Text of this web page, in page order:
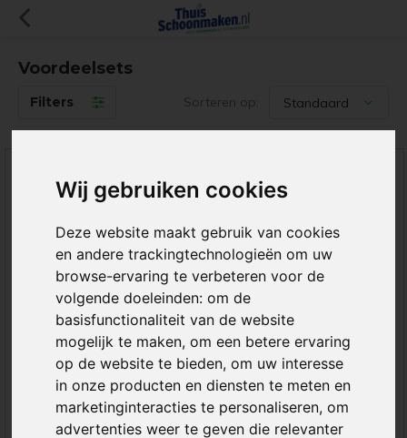
Wij gebruiken cookies
Deze website maakt gebruik van cookies
en andere trackingtechnologieën om uw
browse-ervaring te verbeteren voor de
volgende doeleinden:om de
basisfunctionaliteit van de website
mogelijk te maken,om een betere ervaring
op de website te bieden,om uw interesse
in onze producten en diensten te meten en
marketinginteracties te personaliseren,om
advertenties weer te geven die relevanter
Voordeelsets
Filters Sorteren op:
ThuisSchoonmaken
Mopset Plus
Compleet
Complete mopset met
sprenklersteel! Vergeet
sjouwen met zware emmers
Thuisschoonmaken
Mopset Compleet
Een uitermate geschikt
dweilsysteem voor het
dagelijks snel, streeploos en